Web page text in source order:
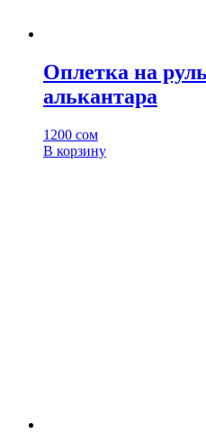
Оплетка на
алькантара
1200 сом
В корзину